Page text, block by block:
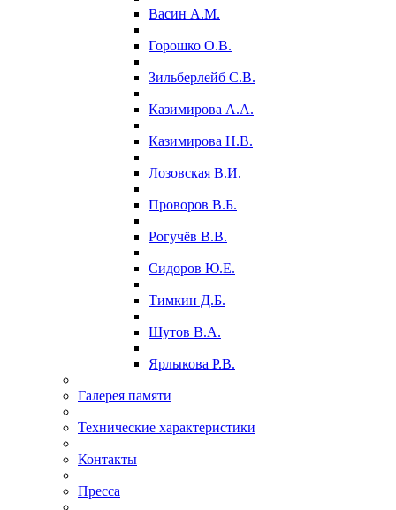
Васин А.М.
Горошко О.В.
Зильберлейб С.В.
Казимирова А.А.
Казимирова Н.В.
Лозовская В.И.
Проворов В.Б.
Рогучёв В.В.
Сидоров Ю.Е.
Тимкин Д.Б.
Шутов В.А.
Ярлыкова Р.В.
Галерея памяти
Технические характеристики
Контакты
Пресса